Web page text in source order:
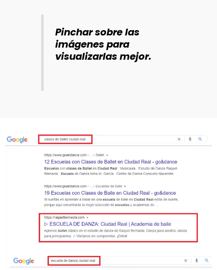
Pinchar sobre las
imágenes para
visualizarlas mejor.